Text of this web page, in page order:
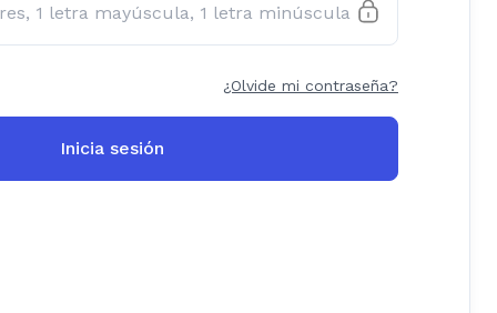
¿Olvide mi contraseña?